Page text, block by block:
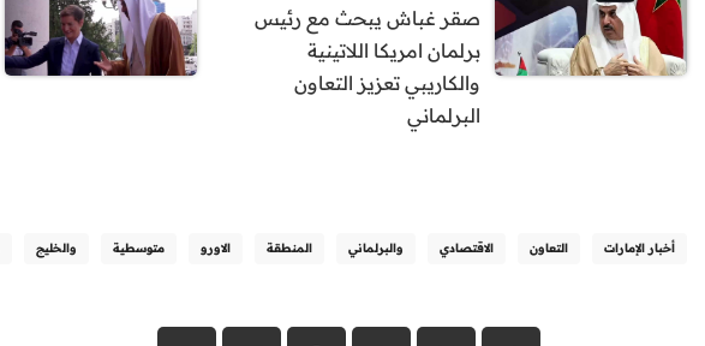
صقر غباش يبحث مع رئيس
برلمان امريكا اللاتينية
والكاريبي تعزيز التعاون
البرلماني
أخبار الإمارات التعاون الاقتصادي والبرلماني المنطقة الاورو متوسطية والخليج